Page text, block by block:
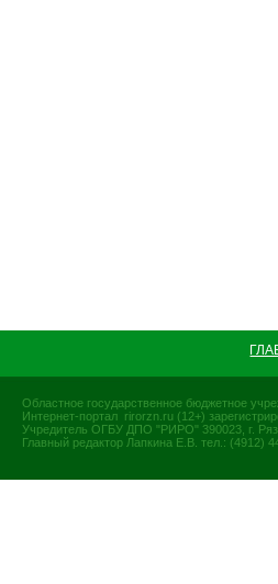
Областное государственное бюджетное
Интернет-портал rirorzn.ru (12+)
Учредитель ОГБУ ДПО "РИРО" 390023, г.
Главный редактор Лапкина Е.В. тел.: (4912)